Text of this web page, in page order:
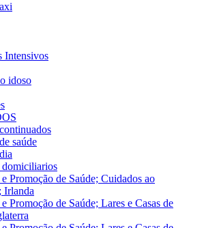
Intensivos
idoso
saúde
domiciliarios
Promoção de Saúde; Cuidados ao
Irlanda
Promoção de Saúde; Lares e Casas de